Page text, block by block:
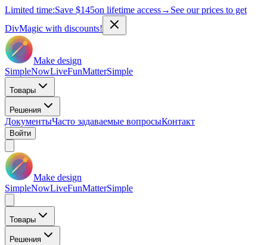
Limited time:Save $145on lifetime access→ See our prices to get
DivMagic with discounts!
Make design
SimpleNowLiveFunMatterSimple
Товары
Решения
ДокументыЧасто задаваемые вопросыКонтакт
Войти
Make design
SimpleNowLiveFunMatterSimple
Товары
Решения